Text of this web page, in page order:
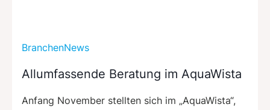
BranchenNews
Allumfassende Beratung im AquaWista
Anfang November stellten sich im „AquaWista“,